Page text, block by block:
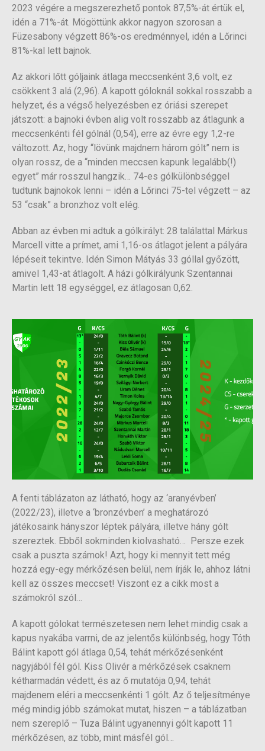
2023 végére a megszerezhető pontok 87,5%-át értük el,
idén a 71%-át. Mögöttünk akkor nagyon szorosan a
Füzesabony végzett 86%-os eredménnyel, idén a Lőrinci
81%-kal lett bajnok.
Az akkori lőtt góljaink átlaga meccsenként 3,6 volt, ez
csökkent 3 alá (2,96). A kapott góloknál sokkal rosszabb a
helyzet, és a végső helyezésben ez óriási szerepet
játszott: a bajnoki évben alig volt rosszabb az átlagunk a
meccsenkénti fél gólnál (0,54), erre az évre egy 1,2-re
változott. Az, hogy “lövünk majdnem három gólt” nem is
olyan rossz, de a “minden meccsen kapunk legalább(!)
egyet” már rosszul hangzik… 74-es gólkülönbséggel
tudtunk bajnokok lenni – idén a Lőrinci 75-tel végzett – az
53 “csak” a bronzhoz volt elég.
Abban az évben mi adtuk a gólkirályt: 28 találattal Márkus
Marcell vitte a prímet, ami 1,16-os átlagot jelent a pályára
lépéseit tekintve. Idén Simon Mátyás 33 góllal győzött,
amivel 1,43-at átlagolt. A házi gólkirályunk Szentannai
Martin lett 18 egységgel, ez átlagosan 0,62.
A fenti táblázaton az látható, hogy az ‘aranyévben’
(2022/23), illetve a ‘bronzévben’ a meghatározó
játékosaink hányszor léptek pályára, illetve hány gólt
szereztek. Ebből sokminden kiolvasható… Persze ezek
csak a puszta számok! Azt, hogy ki mennyit tett még
hozzá egy-egy mérkőzésen belül, nem írják le, ahhoz látni
kell az összes meccset! Viszont ez a cikk most a
számokról szól…
A kapott gólokat természetesen nem lehet mindig csak a
kapus nyakába varrni, de az jelentős különbség, hogy Tóth
Bálint kapott gól átlaga 0,54, tehát mérkőzésenként
nagyjából fél gól. Kiss Olivér a mérkőzések csaknem
kétharmadán védett, és az ő mutatója 0,94, tehát
majdenem eléri a meccsenkénti 1 gólt. Az ő teljesítménye
még mindig jóbb számokat mutat, hiszen – a táblázatban
nem szereplő – Tuza Bálint ugyanennyi gólt kapott 11
mérkőzésen, az több, mint másfél gól…